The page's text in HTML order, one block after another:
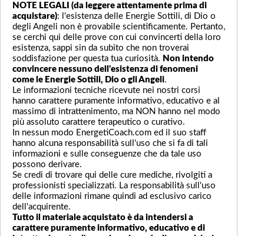
NOTE LEGALI (da leggere attentamente prima di
acquistare): l'esistenza delle Energie Sottili, di Dio o
degli Angeli non è provabile scientificamente. Pertanto,
se cerchi qui delle prove con cui convincerti della loro
esistenza, sappi sin da subito che non troverai
soddisfazione per questa tua curiosità. Non intendo
convincere nessuno dell'esistenza di fenomeni
come le Energie Sottili, Dio o gli Angeli.
Le informazioni tecniche ricevute nei nostri corsi
hanno carattere puramente informativo, educativo e al
massimo di intrattenimento, ma NON hanno nel modo
più assoluto carattere terapeutico o curativo.
In nessun modo EnergetiCoach.com ed il suo staff
hanno alcuna responsabilità sull'uso che si fa di tali
informazioni e sulle conseguenze che da tale uso
possono derivare.
Se credi di trovare qui delle cure mediche, rivolgiti a
professionisti specializzati. La responsabilità sull'uso
delle informazioni rimane quindi ad esclusivo carico
dell'acquirente.
Tutto il materiale acquistato è da intendersi a
carattere puramente informativo, educativo e di